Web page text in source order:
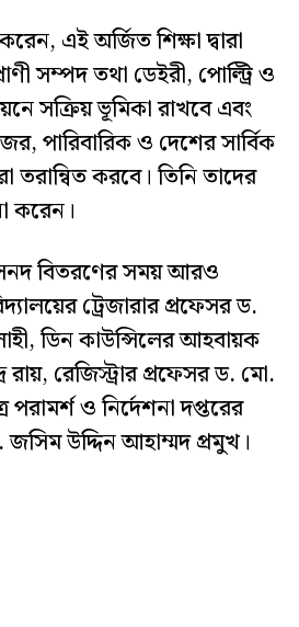
এই অর্জিত শিক্ষা দ্বারা
সম্পদ তথা ডেইরী, পোল্ট্রি ও
সক্রিয় ভূমিকা রাখবে এবং
পারিবারিক ও দেশের সার্বিক
তরান্বিত করবে। তিনি তাদের
করেন।
সনদ বিতরণের সময় আরও
ট্রেজারার প্রফেসর ড.
ডিন কাউন্সিলের আহবায়ক
রায়, রেজিস্ট্রার প্রফেসর ড. মো.
ও নির্দেশনা দপ্তরের
উদ্দিন আহাম্মদ প্রমুখ।